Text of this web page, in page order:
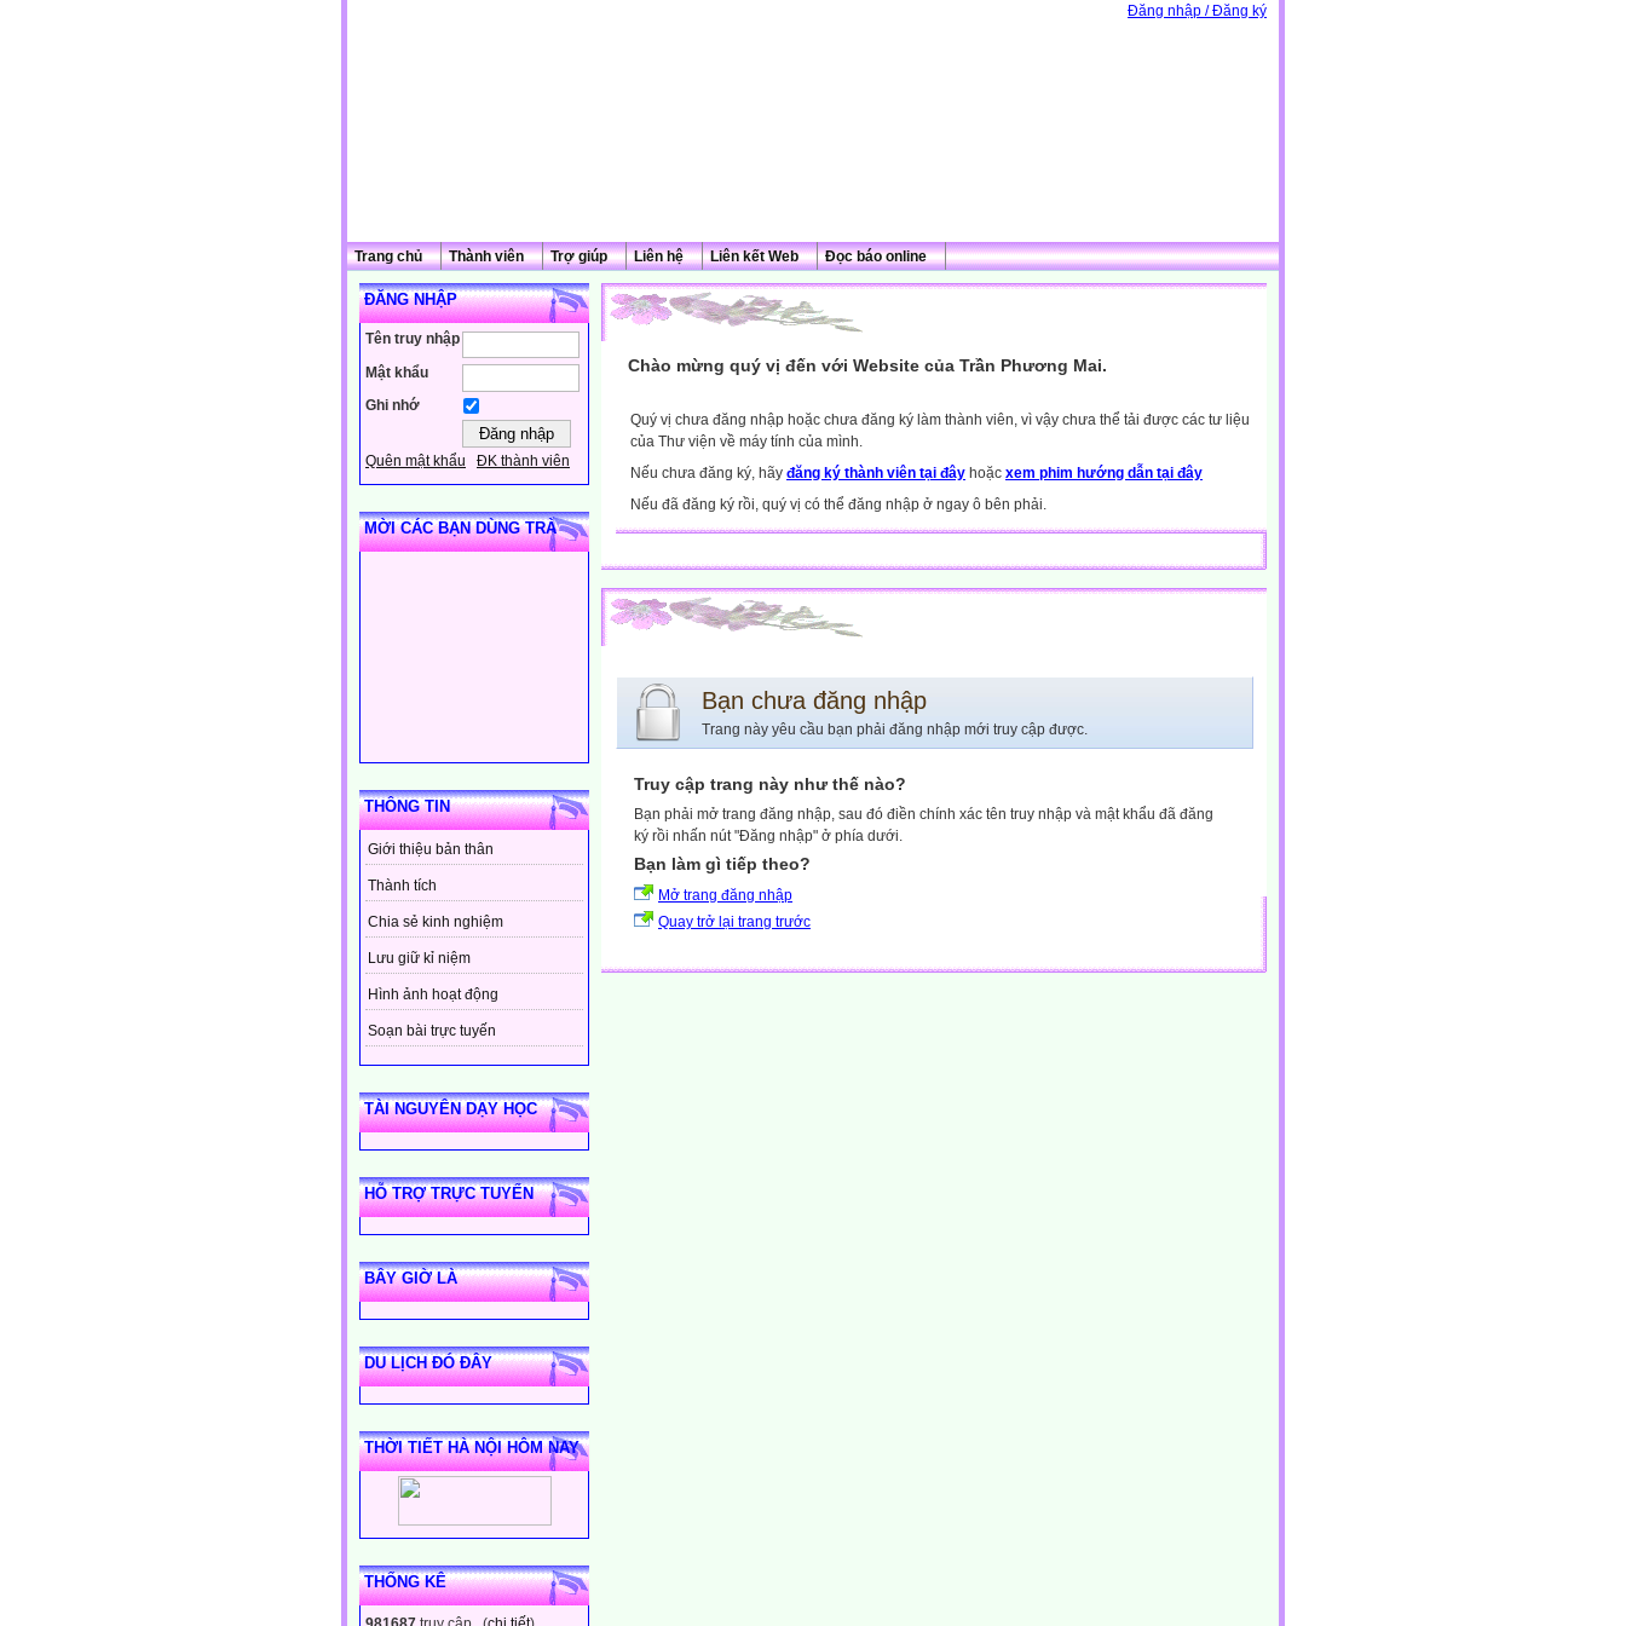
Đăng nhập / Đăng ký
Trang chủ Thành viên Trợ giúp Liên hệ Liên kết Web Đọc báo online
ĐĂNG NHẬP
Tên truy nhập
Mật khẩu
Ghi nhớ
Quên mật khẩu ĐK thành viên
MỜI CÁC BẠN DÙNG TRÀ
THÔNG TIN
Giới thiệu bản thân
Thành tích
Chia sẻ kinh nghiệm
Lưu giữ kỉ niệm
Hình ảnh hoạt động
Soạn bài trực tuyến
TÀI NGUYÊN DẠY HỌC
HỖ TRỢ TRỰC TUYẾN
BÂY GIỜ LÀ
DU LỊCH ĐÓ ĐÂY
THỜI TIẾT HÀ NỘI HÔM NAY
THỐNG KÊ
Chào mừng quý vị đến với Website của Trần Phương Mai.
Quý vị chưa đăng nhập hoặc chưa đăng ký làm thành viên, vì vậy chưa thể tải được các tư liệu
của Thư viện về máy tính của mình.
Nếu chưa đăng ký, hãy đăng ký thành viên tại đây hoặc xem phim hướng dẫn tại đây
Nếu đã đăng ký rồi, quý vị có thể đăng nhập ở ngay ô bên phải.
Bạn chưa đăng nhập
Trang này yêu cầu bạn phải đăng nhập mới truy cập được.
Truy cập trang này như thế nào?
Bạn phải mở trang đăng nhập, sau đó điền chính xác tên truy nhập và mật khẩu đã đăng
ký rồi nhấn nút "Đăng nhập" ở phía dưới.
Bạn làm gì tiếp theo?
Mở trang đăng nhập
Quay trở lại trang trước